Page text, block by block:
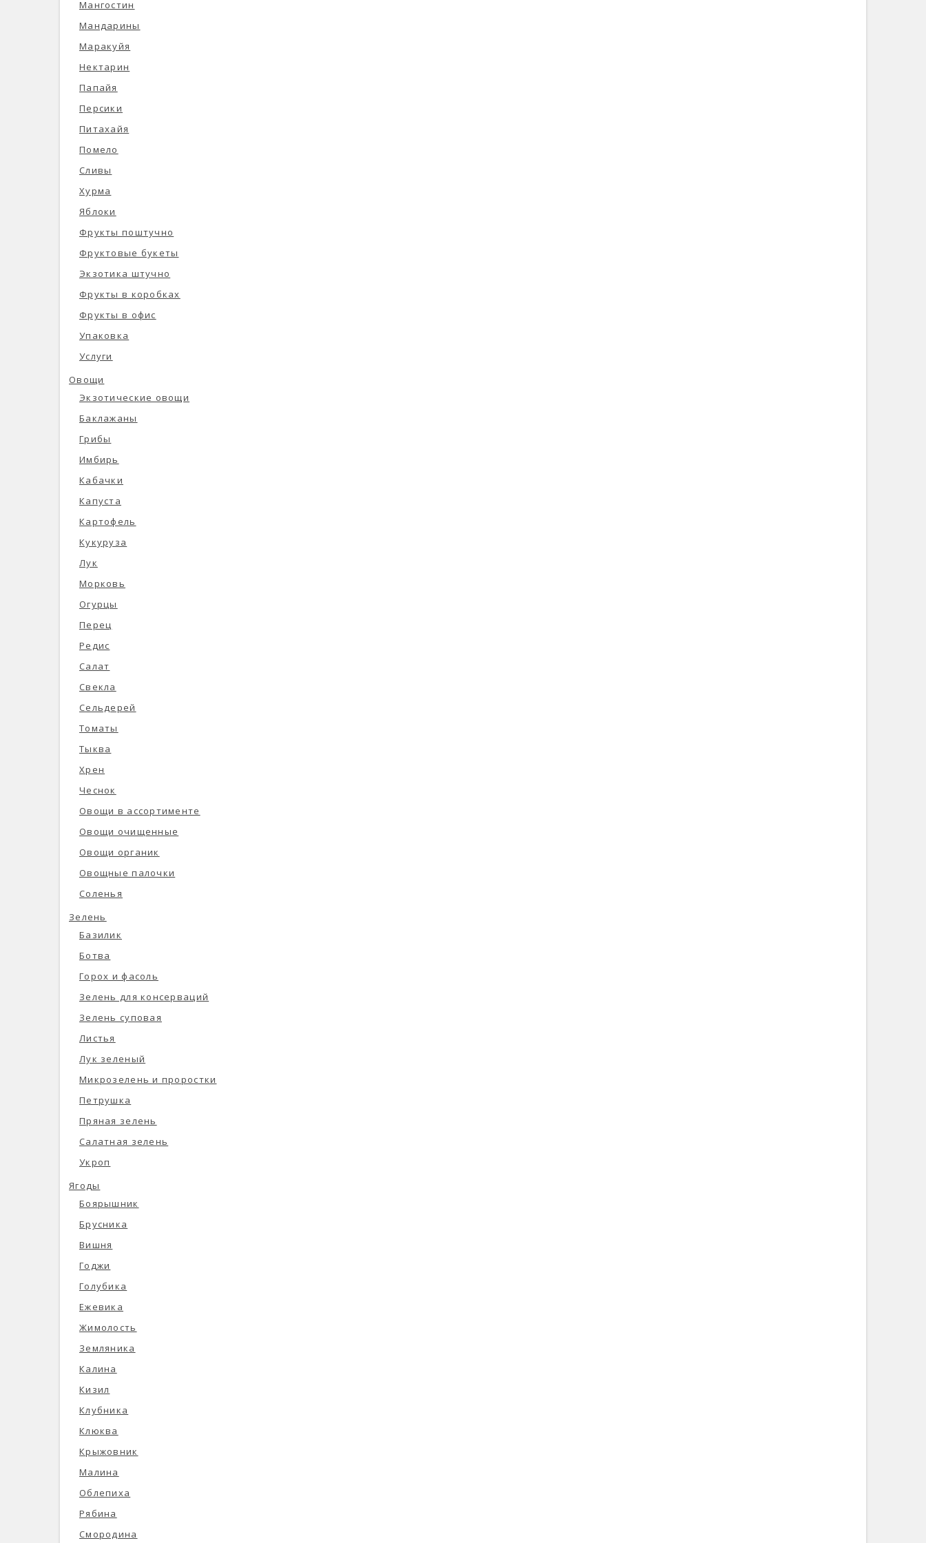
Мангостин
Мандарины
Маракуйя
Нектарин
Папайя
Персики
Питахайя
Помело
Сливы
Хурма
Яблоки
Фрукты поштучно
Фруктовые букеты
Экзотика штучно
Фрукты в коробках
Фрукты в офис
Упаковка
Услуги
Овощи
Экзотические овощи
Баклажаны
Грибы
Имбирь
Кабачки
Капуста
Картофель
Кукуруза
Лук
Морковь
Огурцы
Перец
Редис
Салат
Свекла
Сельдерей
Томаты
Тыква
Хрен
Чеснок
Овощи в ассортименте
Овощи очищенные
Овощи органик
Овощные палочки
Соленья
Зелень
Базилик
Ботва
Горох и фасоль
Зелень для консерваций
Зелень суповая
Листья
Лук зеленый
Микрозелень и проростки
Петрушка
Пряная зелень
Салатная зелень
Укроп
Ягоды
Боярышник
Брусника
Вишня
Годжи
Голубика
Ежевика
Жимолость
Земляника
Калина
Кизил
Клубника
Клюква
Крыжовник
Малина
Облепиха
Рябина
Смородина